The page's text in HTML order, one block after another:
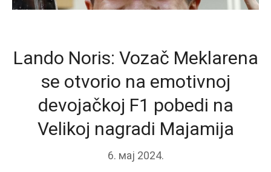
Lando Noris: Vozač Meklarena
se otvorio na emotivnoj
devojačkoj F1 pobedi na
Velikoj nagradi Majamija
6. мај 2024.